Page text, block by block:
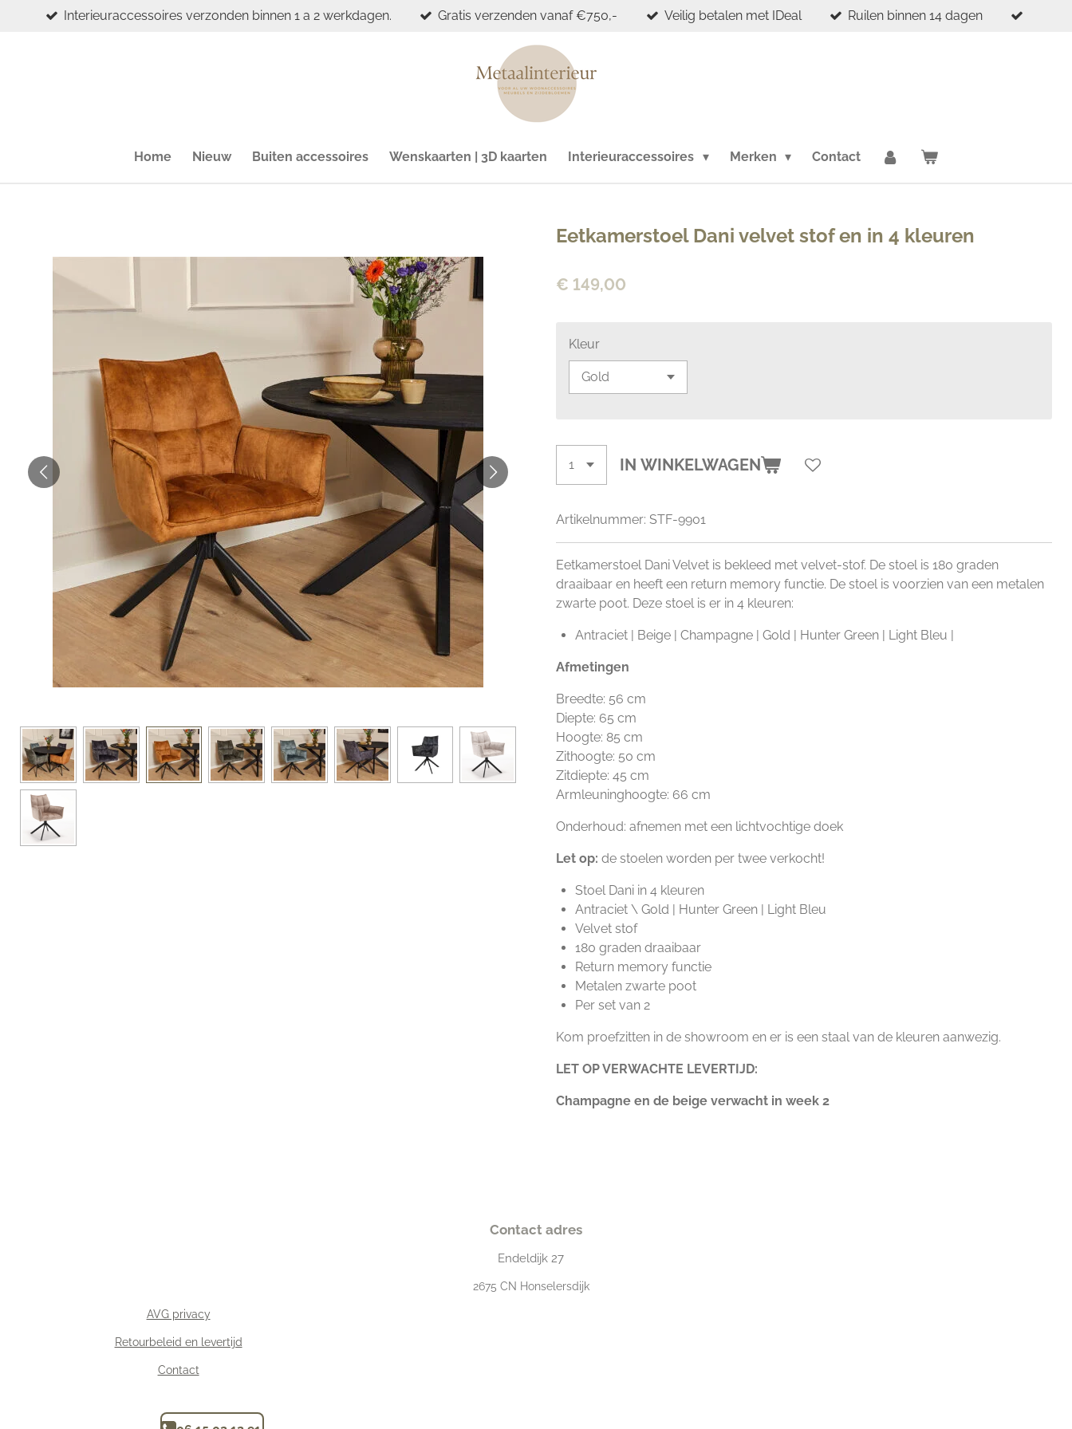
Interieuraccessoires verzonden binnen 1 a 2 werkdagen. Gratis verzenden vanaf €750,- Veilig betalen met IDeal Ruilen binnen 14 dagen
Home Nieuw Buiten accessoires Wenskaarten | 3D kaarten Interieuraccessoires Merken Contact
Eetkamerstoel Dani velvet stof en in 4 kleuren
€ 149,00
Kleur
IN WINKELWAGEN
Artikelnummer: STF-9901
Eetkamerstoel Dani Velvet is bekleed met velvet-stof. De stoel is 180 graden
draaibaar en heeft een return memory functie. De stoel is voorzien van een metalen
zwarte poot. Deze stoel is er in 4 kleuren:
Antraciet | Beige | Champagne | Gold | Hunter Green | Light Bleu |
Afmetingen
Breedte: 56 cm
Diepte: 65 cm
Hoogte: 85 cm
Zithoogte: 50 cm
Zitdiepte: 45 cm
Armleuninghoogte: 66 cm
Onderhoud: afnemen met een lichtvochtige doek
Let op: de stoelen worden per twee verkocht!
Stoel Dani in 4 kleuren
Antraciet \ Gold | Hunter Green | Light Bleu
Velvet stof
180 graden draaibaar
Return memory functie
Metalen zwarte poot
Per set van 2
Kom proefzitten in de showroom en er is een staal van de kleuren aanwezig.
LET OP VERWACHTE LEVERTIJD:
Champagne en de beige verwacht in week 2
Contact adres
Endeldijk 27
2675 CN Honselersdijk
AVG privacy
Retourbeleid en levertijd
Contact